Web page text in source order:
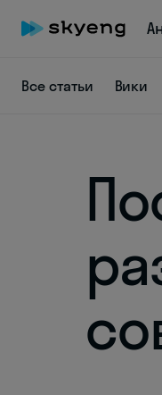
Все статьи Вики